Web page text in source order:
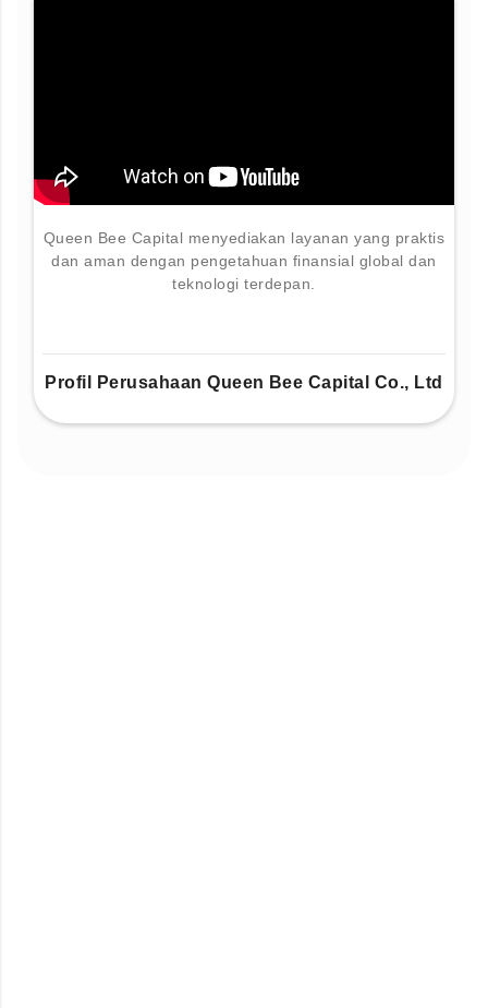
Queen Bee Capital menyediakan layanan yang praktis
dan aman dengan pengetahuan finansial global dan
teknologi terdepan.
Profil Perusahaan Queen Bee Capital Co., Ltd